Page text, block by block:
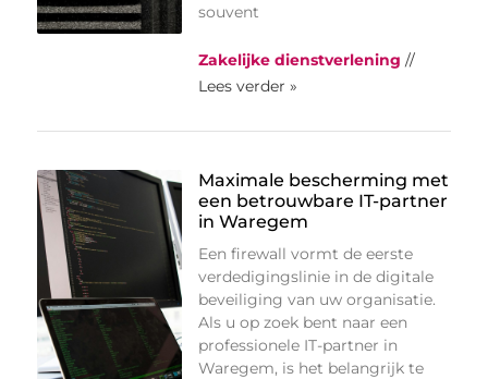
souvent
Zakelijke dienstverlening //
Lees verder »
Maximale bescherming met
een betrouwbare IT-partner
in Waregem
Een firewall vormt de eerste
verdedigingslinie in de digitale
beveiliging van uw organisatie.
Als u op zoek bent naar een
professionele IT-partner in
Waregem, is het belangrijk te